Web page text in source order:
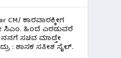
CM/ ಕಾರವಾರಕ್ಕೀಗ
ಸಿಎಂ. ಹಿಂದೆ ಎರಡುವರೆ
ಸಚಿವ ಮಾಡ್ತೇ
: ಶಾಸಕ ಸತೀಶ ಸೈಲ್.